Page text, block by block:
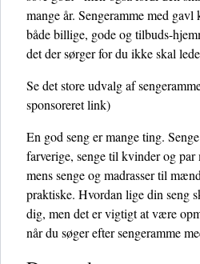
mange år. Sengeramme med
både billige, gode og tilbuds-
det der sørger for du ikke skal
Se det store udvalg af
sponsoreret link)
En god seng er mange ting.
farverige, senge til kvinder og
mens senge og madrasser til
praktiske. Hvordan lige din seng
dig, men det er vigtigt at være
når du søger efter sengeramme